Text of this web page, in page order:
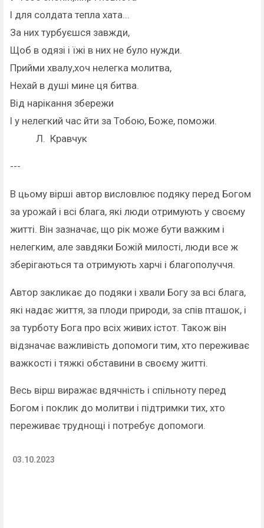
І для солдата тепла хата...
За них турбуєшся завжди,
Щоб в одязі і їжі в них не було нужди.
Прийми хвалу,хоч нелегка молитва,
Нехай в душі мине ця битва.
Від нарікання збережи
І у нелегкий час йти за Тобою, Боже, поможи.
Л. Кравчук
---
В цьому вірші автор висловлює подяку перед Богом
за урожай і всі блага, які люди отримують у своєму
житті. Він зазначає, що рік може бути важким і
нелегким, але завдяки Божій милості, люди все ж
зберігаються та отримують харчі і благополуччя.
Автор закликає до подяки і хвали Богу за всі блага,
які надає життя, за плоди природи, за спів пташок, і
за турботу Бога про всіх живих істот. Також він
відзначає важливість допомоги тим, хто переживає
важкості і тяжкі обставини в своєму житті.
Весь вірш виражає вдячність і спільноту перед
Богом і поклик до молитви і підтримки тих, хто
переживає труднощі і потребує допомоги.
03.10.2023